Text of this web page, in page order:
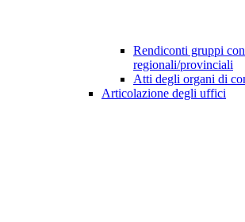
Rendiconti gruppi
regionali/provinciali
Atti degli organi di
Articolazione degli uffici